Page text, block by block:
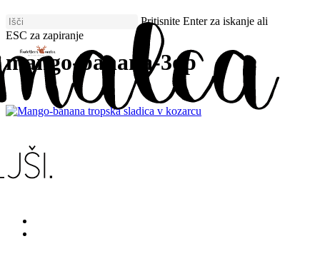
to
main
content
Pritisnite Enter za iskanje ali
ESC za zapiranje
Zapri
iskanje
mango-banana-3op